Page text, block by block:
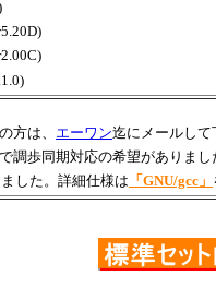
方は、 エーワン迄にメールし
調歩同期対応の希望がありまし
した。詳細仕様は 「GNU/gcc」